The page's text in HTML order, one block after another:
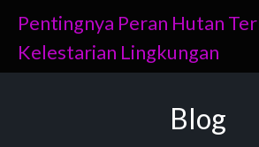
content
Pentingnya Peran Hutan
Kelestarian Lingkungan
Blog